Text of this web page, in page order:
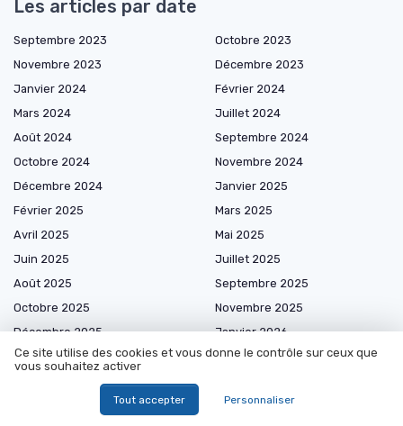
Les articles par date
Septembre 2023
Octobre 2023
Novembre 2023
Décembre 2023
Janvier 2024
Février 2024
Mars 2024
Juillet 2024
Août 2024
Septembre 2024
Octobre 2024
Novembre 2024
Décembre 2024
Janvier 2025
Février 2025
Mars 2025
Avril 2025
Mai 2025
Juin 2025
Juillet 2025
Août 2025
Septembre 2025
Octobre 2025
Novembre 2025
Décembre 2025
Janvier 2026
Février 2026
Mars 2026
Juillet 2026
Ce site utilise des cookies et vous donne le contrôle sur ceux que
vous souhaitez activer
Tout accepter Personnaliser